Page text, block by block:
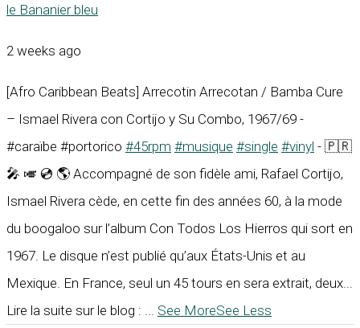
le Bananier bleu
2 weeks ago
[Afro Caribbean Beats] Arrecotin Arrecotan / Bamba Cure
– Ismael Rivera con Cortijo y Su Combo, 1967/69 -
#caraïbe #portorico #45rpm #musique #single #vinyl - 🇵🇷
🎤 🎺 💿 🌎 Accompagné de son fidèle ami, Rafael Cortijo,
Ismael Rivera cède, en cette fin des années 60, à la mode
du boogaloo sur l’album Con Todos Los Hierros qui sort en
1967. Le disque n’est publié qu’aux États-Unis et au
Mexique. En France, seul un 45 tours en sera extrait, deux...
Lire la suite sur le blog :
See MoreSee Less